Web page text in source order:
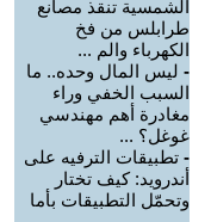
الشمسية تنقذ مصانع
طرابلس من فخ
الكهرباء والم ...
- ليس المال وحده.. ما
السبب الخفي وراء
مغادرة أهم مهندسي
غوغل؟ ...
- تطبيقات الترفيه على
أندرويد: كيف تختار
وتحمّل التطبيقات بأما